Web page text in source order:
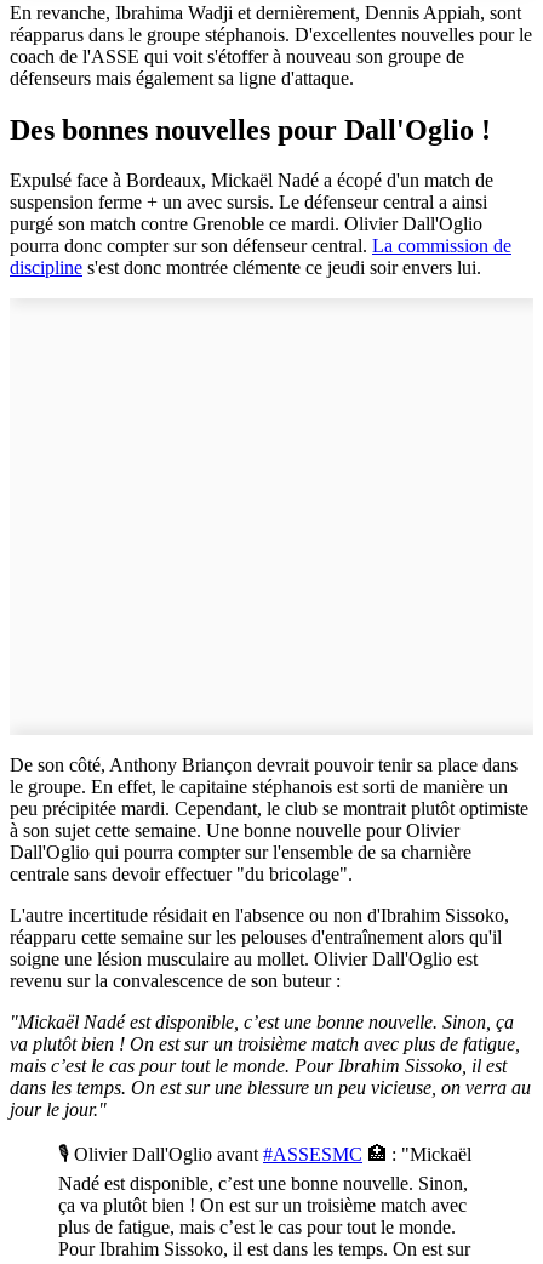
En revanche, Ibrahima Wadji et dernièrement, Dennis Appiah, sont
réapparus dans le groupe stéphanois. D'excellentes nouvelles pour le
coach de l'ASSE qui voit s'étoffer à nouveau son groupe de
défenseurs mais également sa ligne d'attaque.
Des bonnes nouvelles pour Dall'Oglio !
Expulsé face à Bordeaux, Mickaël Nadé a écopé d'un match de
suspension ferme + un avec sursis. Le défenseur central a ainsi
purgé son match contre Grenoble ce mardi. Olivier Dall'Oglio
pourra donc compter sur son défenseur central. La commission de
discipline s'est donc montrée clémente ce jeudi soir envers lui.
De son côté, Anthony Briançon devrait pouvoir tenir sa place dans
le groupe. En effet, le capitaine stéphanois est sorti de manière un
peu précipitée mardi. Cependant, le club se montrait plutôt optimiste
à son sujet cette semaine. Une bonne nouvelle pour Olivier
Dall'Oglio qui pourra compter sur l'ensemble de sa charnière
centrale sans devoir effectuer "du bricolage".
L'autre incertitude résidait en l'absence ou non d'Ibrahim Sissoko,
réapparu cette semaine sur les pelouses d'entraînement alors qu'il
soigne une lésion musculaire au mollet. Olivier Dall'Oglio est
revenu sur la convalescence de son buteur :
"Mickaël Nadé est disponible, c’est une bonne nouvelle. Sinon, ça
va plutôt bien ! On est sur un troisième match avec plus de fatigue,
mais c’est le cas pour tout le monde. Pour Ibrahim Sissoko, il est
dans les temps. On est sur une blessure un peu vicieuse, on verra au
jour le jour."
🎙️ Olivier Dall'Oglio avant#ASSESMC 🏥 : "Mickaël
Nadé est disponible, c’est une bonne nouvelle. Sinon,
ça va plutôt bien ! On est sur un troisième match avec
plus de fatigue, mais c’est le cas pour tout le monde.
Pour Ibrahim Sissoko, il est dans les temps. On est sur